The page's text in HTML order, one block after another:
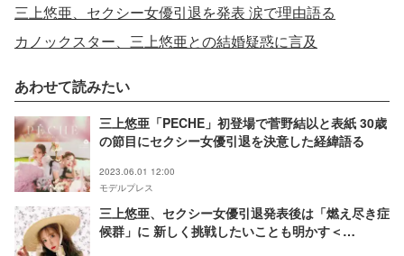
三上悠亜、セクシー女優引退を発表 涙で理由語る
カノックスター、三上悠亜との結婚疑惑に言及
あわせて読みたい
三上悠亜「PECHE」初登場で菅野結以と表紙 30歳
の節目にセクシー女優引退を決意した経緯語る
2023.06.01 12:00
モデルプレス
三上悠亜、セクシー女優引退発表後は「燃え尽き症
候群」に 新しく挑戦したいことも明かす＜